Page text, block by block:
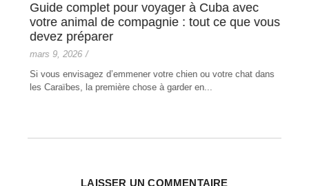
Guide complet pour voyager à Cuba avec
votre animal de compagnie : tout ce que vous
devez préparer
mars 9, 2026 /
Si vous envisagez d’emmener votre chien ou votre chat dans
les Caraïbes, la première chose à garder en...
LAISSER UN COMMENTAIRE